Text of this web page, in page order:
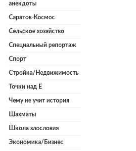
анекдоты
Саратов-Космос
Сельское хозяйство
Специальный репортаж
Спорт
Стройка/Недвижимость
Точки над Ё
Чему не учит история
Шахматы
Школа злословия
Экономика/Бизнес